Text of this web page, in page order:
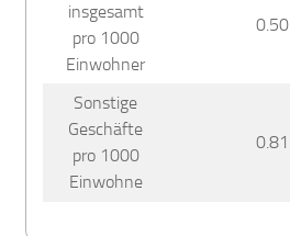
insgesamt
pro 1000
Einwohner
0.50
Sonstige
Geschäfte
pro 1000
Einwohne
0.81